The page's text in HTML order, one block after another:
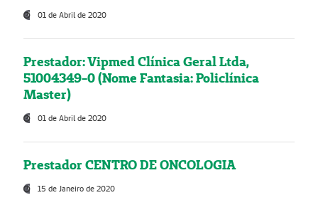
01 de Abril de 2020
Prestador: Vipmed Clínica Geral Ltda,
51004349-0 (Nome Fantasia: Policlínica
Master)
01 de Abril de 2020
Prestador CENTRO DE ONCOLOGIA
15 de Janeiro de 2020